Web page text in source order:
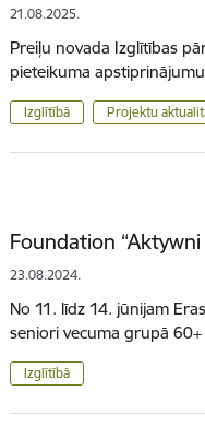
21.08.2025.
Preiļu novada Izglītības
pieteikuma
Izglītībā Projektu
Foundation
23.08.2024.
No 11. līdz 14. jūnijam
seniori vecuma grupā
Izglītībā